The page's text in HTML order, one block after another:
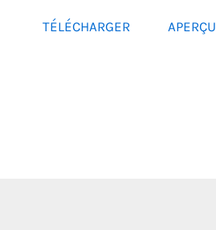
TÉLÉCHARGER APERÇU